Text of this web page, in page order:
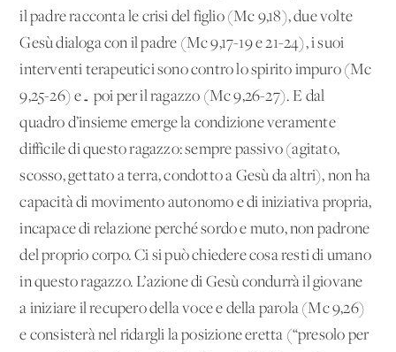
il padre racconta le crisi del figlio (Mc 9,18), due volte
Gesù dialoga con il padre (Mc 9,17-19 e 21-24), i suoi
interventi terapeutici sono contro lo spirito impuro (Mc
9,25-26) e… poi per il ragazzo (Mc 9,26-27). E dal
quadro d’insieme emerge la condizione veramente
difficile di questo ragazzo: sempre passivo (agitato,
scosso, gettato a terra, condotto a Gesù da altri), non ha
capacità di movimento autonomo e di iniziativa propria,
incapace di relazione perché sordo e muto, non padrone
del proprio corpo. Ci si può chiedere cosa resti di umano
in questo ragazzo. L’azione di Gesù condurrà il giovane
a iniziare il recupero della voce e della parola (Mc 9,26)
e consisterà nel ridargli la posizione eretta (“presolo per